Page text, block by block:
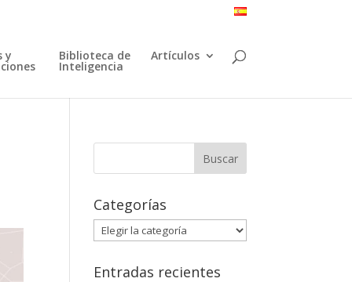
y Biblioteca de
Inteligencia
Artículos
Categorías
Categorías
Entradas recientes